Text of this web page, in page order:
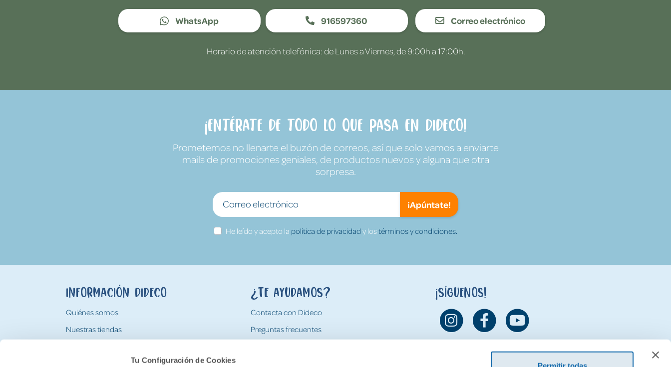
Tu Configuración de Cookies
WhatsApp 916597360 Correo electrónico
Horario de atención telefónica: de Lunes a Viernes, de 9:00h a 17:00h.
¡Entérate de todo lo que pasa en Dideco!
Prometemos no llenarte el buzón de correos, así que solo vamos a enviarte
mails de promociones geniales, de productos nuevos y alguna que otra
sorpresa.
¡Apúntate!
He leído y acepto la política de privacidad y lostérminos y condiciones.
Información Dideco
Quiénes somos
Nuestras tiendas
Tarjeta Regalo Dideco
¿Te ayudamos?
Contacta con Dideco
Preguntas frecuentes
¡Síguenos!